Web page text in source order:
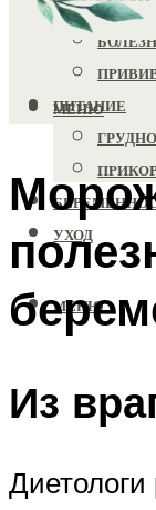
ЗДОРОВЬЕ
ПИТАНИЕ
УХОД
МЕНЮ
МЕНЮ
Из